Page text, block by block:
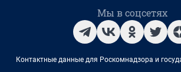
Мы в соцсетях
Контактные данные для Роскомнадзора и